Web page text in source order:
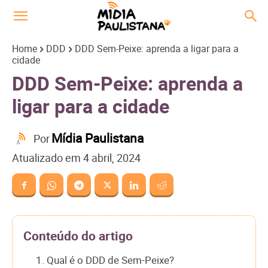
Home DDD
DDD Sem-Peixe: aprenda a ligar para a
cidade
DDD Sem-Peixe: aprenda a
ligar para a cidade
PorMídia Paulistana
Atualizado em 4 abril, 2024
Conteúdo do artigo
1. Qual é o DDD de Sem-Peixe?